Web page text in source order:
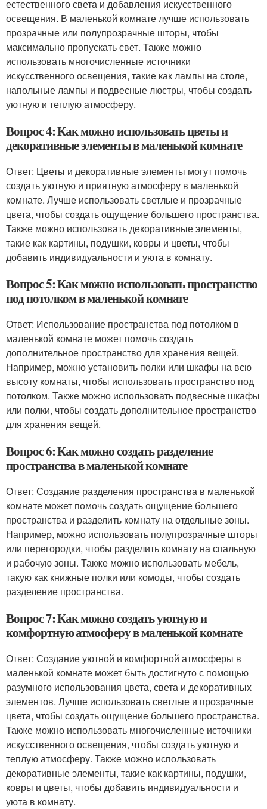
естественного света и добавления искусственного
освещения. В маленькой комнате лучше использовать
прозрачные или полупрозрачные шторы, чтобы
максимально пропускать свет. Также можно
использовать многочисленные источники
искусственного освещения, такие как лампы на столе,
напольные лампы и подвесные люстры, чтобы создать
уютную и теплую атмосферу.
Вопрос 4: Как можно использовать цветы и
декоративные элементы в маленькой комнате
Ответ: Цветы и декоративные элементы могут помочь
создать уютную и приятную атмосферу в маленькой
комнате. Лучше использовать светлые и прозрачные
цвета, чтобы создать ощущение большего пространства.
Также можно использовать декоративные элементы,
такие как картины, подушки, ковры и цветы, чтобы
добавить индивидуальности и уюта в комнату.
Вопрос 5: Как можно использовать пространство
под потолком в маленькой комнате
Ответ: Использование пространства под потолком в
маленькой комнате может помочь создать
дополнительное пространство для хранения вещей.
Например, можно установить полки или шкафы на всю
высоту комнаты, чтобы использовать пространство под
потолком. Также можно использовать подвесные шкафы
или полки, чтобы создать дополнительное пространство
для хранения вещей.
Вопрос 6: Как можно создать разделение
пространства в маленькой комнате
Ответ: Создание разделения пространства в маленькой
комнате может помочь создать ощущение большего
пространства и разделить комнату на отдельные зоны.
Например, можно использовать полупрозрачные шторы
или перегородки, чтобы разделить комнату на спальную
и рабочую зоны. Также можно использовать мебель,
такую как книжные полки или комоды, чтобы создать
разделение пространства.
Вопрос 7: Как можно создать уютную и
комфортную атмосферу в маленькой комнате
Ответ: Создание уютной и комфортной атмосферы в
маленькой комнате может быть достигнуто с помощью
разумного использования цвета, света и декоративных
элементов. Лучше использовать светлые и прозрачные
цвета, чтобы создать ощущение большего пространства.
Также можно использовать многочисленные источники
искусственного освещения, чтобы создать уютную и
теплую атмосферу. Также можно использовать
декоративные элементы, такие как картины, подушки,
ковры и цветы, чтобы добавить индивидуальности и
уюта в комнату.